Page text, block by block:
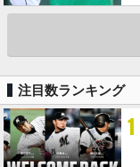
注目数ランキング
1